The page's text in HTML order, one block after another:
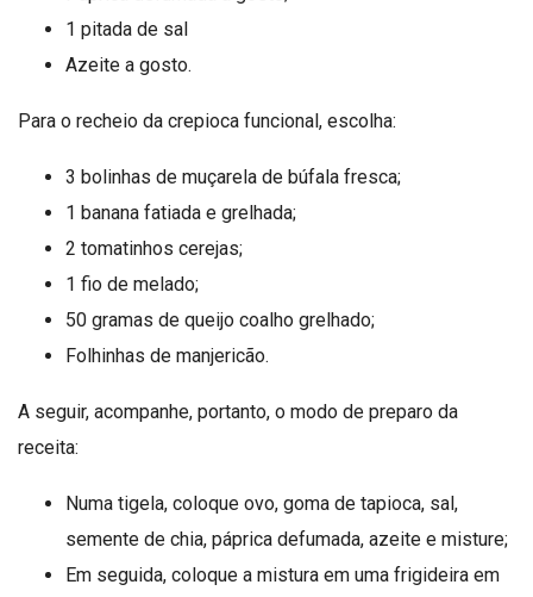
1 pitada de sal
Azeite a gosto.
Para o recheio da crepioca funcional, escolha:
3 bolinhas de muçarela de búfala fresca;
1 banana fatiada e grelhada;
2 tomatinhos cerejas;
1 fio de melado;
50 gramas de queijo coalho grelhado;
Folhinhas de manjericão.
A seguir, acompanhe, portanto, o modo de preparo da
receita:
Numa tigela, coloque ovo, goma de tapioca, sal,
semente de chia, páprica defumada, azeite e misture;
Em seguida, coloque a mistura em uma frigideira em